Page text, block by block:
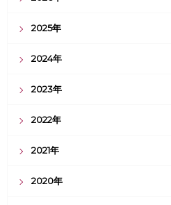
2025年
2024年
2023年
2022年
2021年
2020年